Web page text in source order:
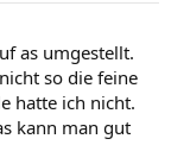
as umgestellt.
so die feine
hatte ich nicht.
kann man gut